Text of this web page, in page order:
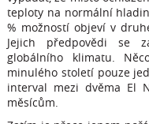
teploty na normální
% možností objeví v
Jejich předpovědi se
globálního klimatu.
minulého století pouze
interval mezi dvěma El
měsícům.